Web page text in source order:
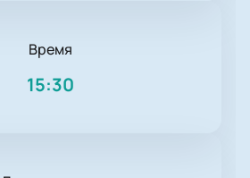
Время
15:30